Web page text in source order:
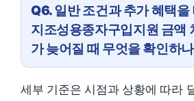
Q6. 일반 조건과 추가 혜택을
지조성용종자구입지원 금액
가 늦어질 때 무엇을 확인하
세부 기준은 시점과 상황에 따라